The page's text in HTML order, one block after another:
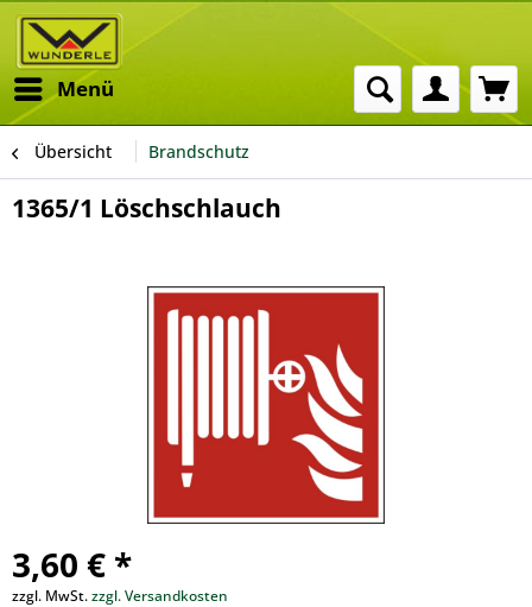
Menü
Übersicht Brandschutz
1365/1 Löschschlauch
3,60 € *
zzgl. MwSt.zzgl. Versandkosten